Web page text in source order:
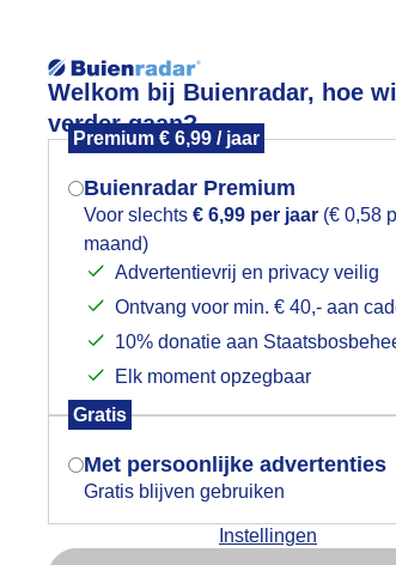
Welkom bij Buienradar, hoe
verder gaan?
Premium € 6,99 / jaar
Buienradar Premium
Voor slechts € 6,99 per jaar (€ 0,58
maand)
Advertentievrij en privacy veilig
Ontvang voor min. € 40,- aan
10% donatie aan
Elk moment opzegbaar
Gratis
Met persoonlijke advertenties
Gratis blijven gebruiken
Instellingen
Foto en video Weerzine
Mogen we je locatie
het weer?
Indien je hier nog geen akkoord
gegeven, verschijnt er zo een
je browser waarin deze
gevraagd wordt.
Is goed, toon de popup